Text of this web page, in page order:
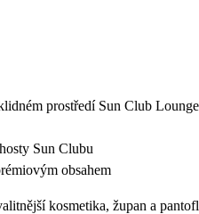
prostředí Sun Club Lounge
Sun Clubu
obsahem
kosmetika, župan a